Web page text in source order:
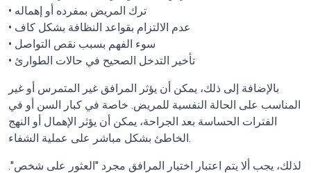
• ترك المريض بمفرده أو إهماله
• عدم الالتزام بقواعد النظافة بشكل كاف
• سوء الفهم بسبب نقص التواصل
• تأخير التدخل الصحيح في حالات الطوارئ
بالإضافة إلى ذلك، يمكن أن يؤثر المرافق غير المتمرس أو غير
المناسب على الحالة النفسية للمريض. خاصة في كبار السن أو في
الفترات الحساسة بعد الجراحة، يمكن أن يؤثر الإهمال أو النهج
الخاطئ بشكل مباشر على عملية الشفاء.
لذلك، يجب ألا يتم اعتبار اختيار المرافق مجرد "العثور على شخص".